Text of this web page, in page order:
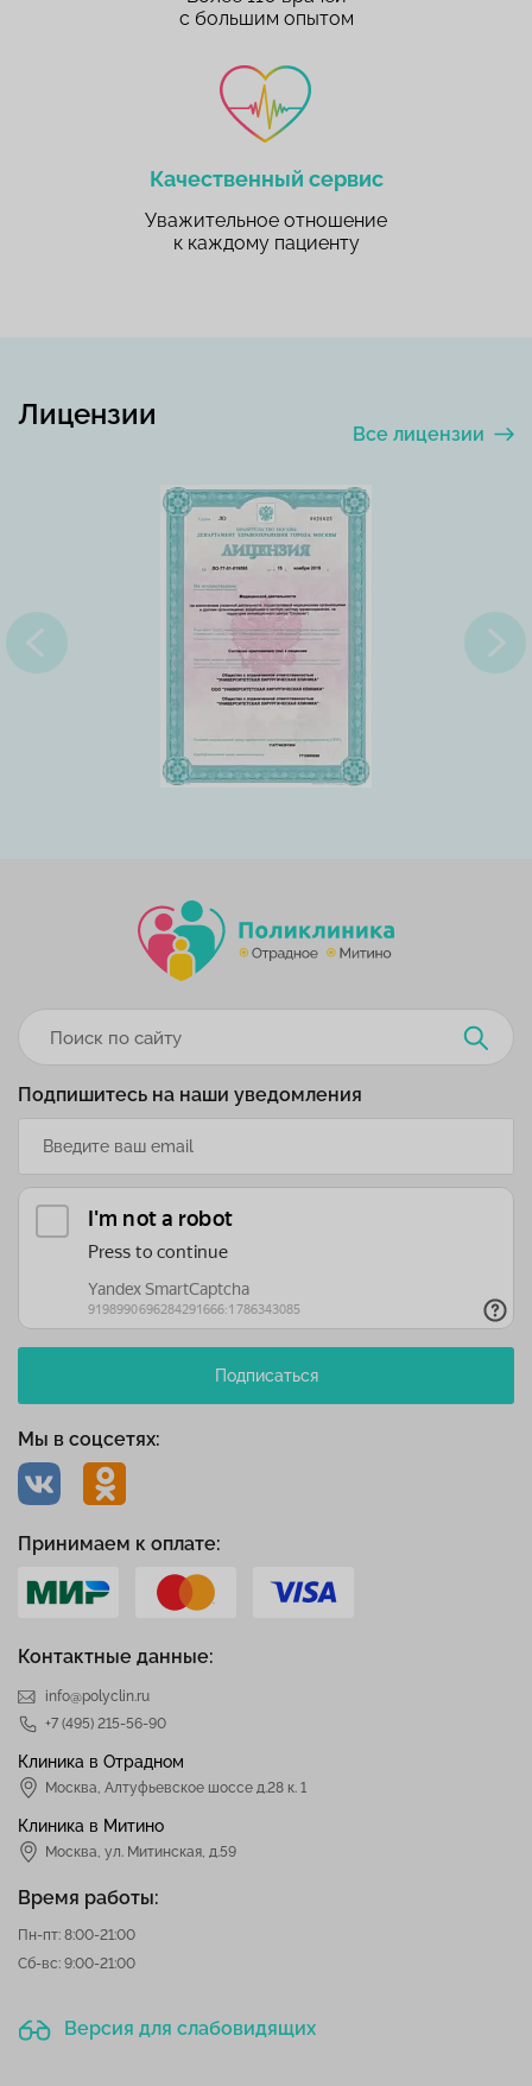
с большим опытом
Качественный сервис
Уважительное отношение
к каждому пациенту
Лицензии
Все лицензии
Контактные данные:
info@polyclin.ru
+7 (495) 215-56-90
Клиника в Отрадном
Москва Алтуфьевское шоссе д.28 к. 1
Клиника в Митино
Москва, ул. Митинская, д.59
Время работы:
Пн-пт: 8:00-21:00
Сб-вс: 9:00-21:00
Мы в соцсетях:
Подпишитесь на наши уведомления
Подписаться
Версия для слабовидящих
Принимаем к оплате: